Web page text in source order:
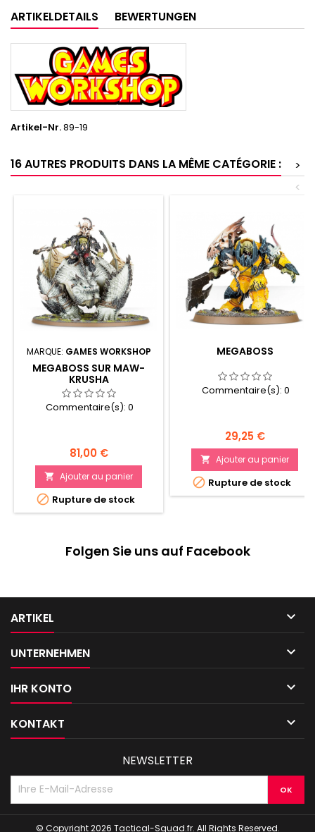
ARTIKELDETAILS BEWERTUNGEN
Artikel-Nr.89-19
16 AUTRES PRODUITS DANS LA MÊME CATÉGORIE :
>
<
MARQUE: GAMES WORKSHOP
MEGABOSS SUR MAW-
KRUSHA
Commentaire(s): 0
Prix
81,00 €
 Ajouter au panier
 Rupture de stock
MEGABOSS
Commentaire(s): 0
Prix
29,25 €
 Ajouter au panier
 Rupture de stock
Folgen Sie uns auf Facebook
ARTIKEL 
UNTERNEHMEN 
IHR KONTO 
KONTAKT 
NEWSLETTER
© Copyright 2026 Tactical-Squad.fr. All Rights Reserved.